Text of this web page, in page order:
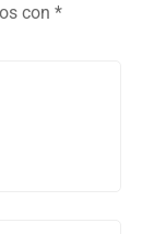
con *